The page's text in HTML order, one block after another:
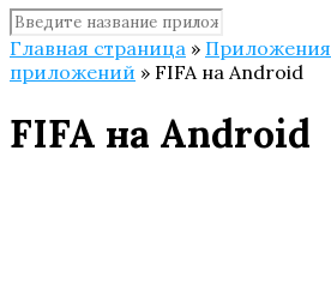
Главная страница » Приложения
приложений » FIFA на Android
FIFA на Android